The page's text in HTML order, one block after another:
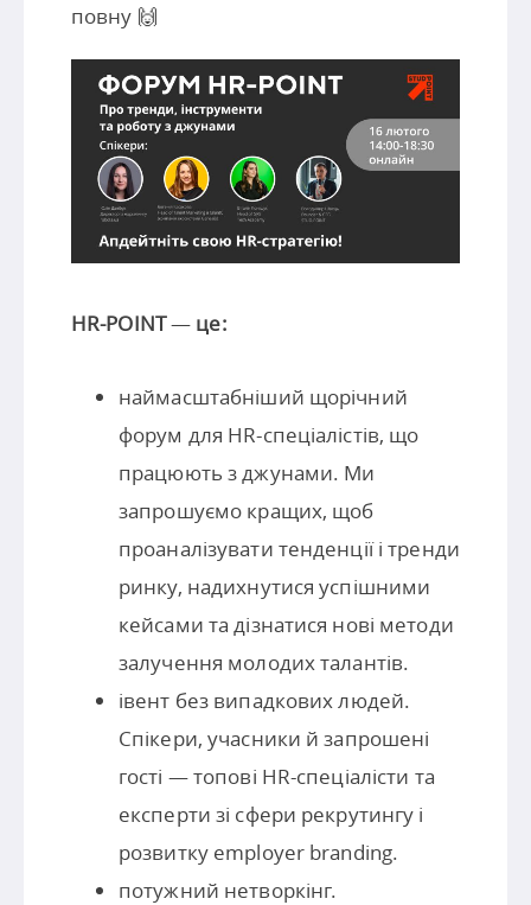
повну 🙌
HR-POINT— це:
наймасштабніший щорічний
форум для HR-спеціалістів, що
працюють з джунами. Ми
запрошуємо кращих, щоб
проаналізувати тенденції і тренди
ринку, надихнутися успішними
кейсами та дізнатися нові методи
залучення молодих талантів.
івент без випадкових людей.
Спікери, учасники й запрошені
гості — топові HR-спеціалісти та
експерти зі сфери рекрутингу і
розвитку employer branding.
потужний нетворкінг.